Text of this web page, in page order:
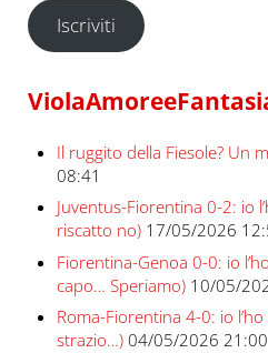
Iscriviti
Il ruggito della Fiesole? Un
08:41
Juventus-Fiorentina 0-2: io
riscatto no) 17/05/2026
Fiorentina-Genoa 0-0: io
capo… Speriamo) 10/05/
Roma-Fiorentina 4-0: io
strazio…) 04/05/2026 21:00